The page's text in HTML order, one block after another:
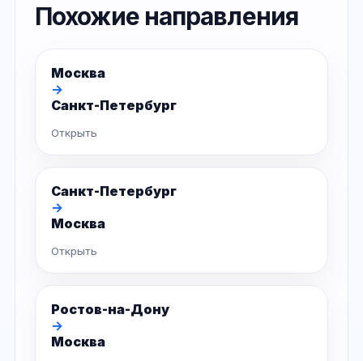
Похожие направления
Москва
→
Санкт-Петербург
Открыть
Санкт-Петербург
→
Москва
Открыть
Ростов-на-Дону
→
Москва